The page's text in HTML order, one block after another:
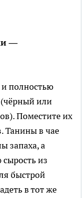
—
полностью
или
Поместите их
Танины в чае
запаха, а
из
быстрой
в тот же